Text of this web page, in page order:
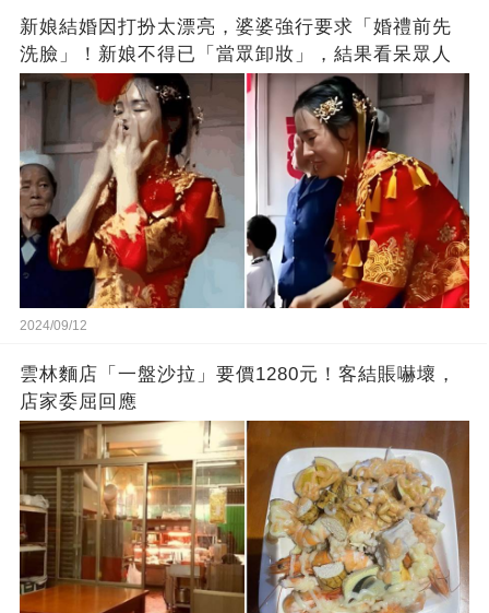
新娘結婚因打扮太漂亮，婆婆強行要求「婚禮前先
洗臉」！新娘不得已「當眾卸妝」，結果看呆眾人
2024/09/12
雲林麵店「一盤沙拉」要價1280元！客結賬嚇壞，
店家委屈回應